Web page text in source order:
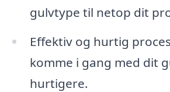
gulvtype til netop dit
Effektiv og hurtig
komme i gang med dit
hurtigere.